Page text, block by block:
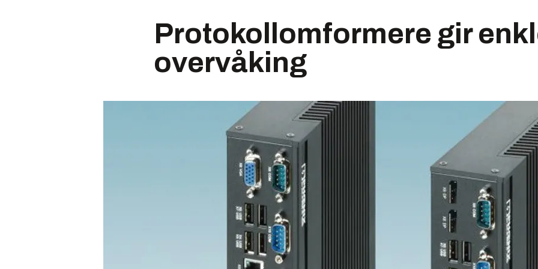
Protokollomformere gir
overvåking